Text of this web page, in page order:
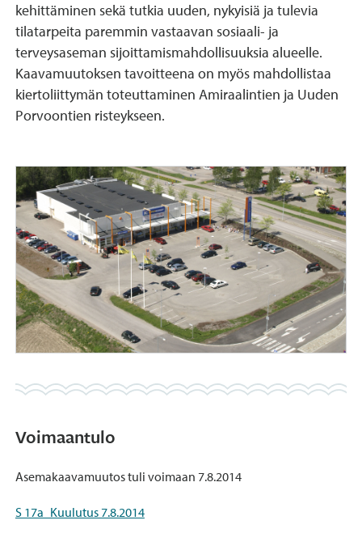
kehittäminen sekä tutkia uuden, nykyisiä ja tulevia
tilatarpeita paremmin vastaavan sosiaali- ja
terveysaseman sijoittamismahdollisuuksia alueelle.
Kaavamuutoksen tavoitteena on myös mahdollistaa
kiertoliittymän toteuttaminen Amiraalintien ja Uuden
Porvoontien risteykseen.
Voimaantulo
Asemakaavamuutos tuli voimaan 7.8.2014
S 17a_Kuulutus 7.8.2014